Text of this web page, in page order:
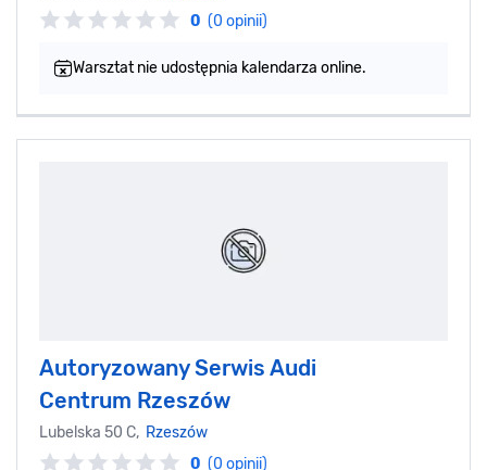
0 (0 opinii)
Warsztat nie udostępnia kalendarza online.
Autoryzowany Serwis Audi
Centrum Rzeszów
Lubelska 50 C, Rzeszów
0 (0 opinii)